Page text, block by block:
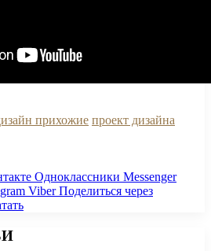
прихожие проект дизайна
Одноклассники Messenger
Viber Поделиться через